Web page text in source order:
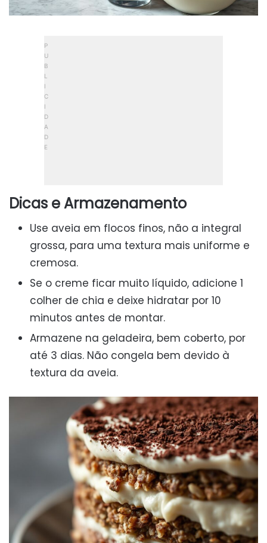
Dicas e Armazenamento
Use aveia em flocos finos, não a integral
grossa, para uma textura mais uniforme e
cremosa.
Se o creme ficar muito líquido, adicione 1
colher de chia e deixe hidratar por 10
minutos antes de montar.
Armazene na geladeira, bem coberto, por
até 3 dias. Não congela bem devido à
textura da aveia.